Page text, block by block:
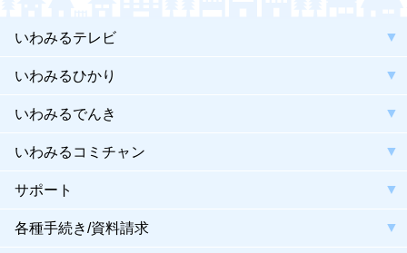
いわみるテレビ
いわみるひかり
いわみるでんき
いわみるコミチャン
サポート
各種手続き/資料請求